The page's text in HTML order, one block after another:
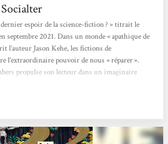
espoir de la science-fiction ? » titrait le
septembre 2021. Dans un monde « apathique de
l’auteur Jason Kehe, les fictions de
l’extraordinaire pouvoir de nous « réparer ».
propulse son lecteur dans un imaginaire
ingénieur satellite), elle bouscule le monde très